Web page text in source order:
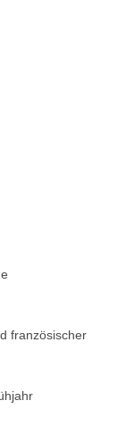
französischer